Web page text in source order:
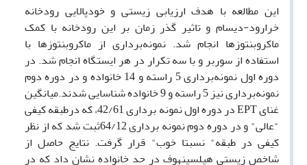
این مطالعه با هدف ارزیابی زیستی و خودپالایی رودخانه
خرارود-دیسام و تاثیر گذر زمان بر این رودخانه با کمک
ماکروبنتوزها انجام شد. نمونه‌برداری از ماکروبنتوزها با
استفاده از سوربر و با سه تکرار در هر ایستگاه انجام شد. در
دوره اول نمونه‌برداری 5 راسته و 14 خانواده و در دوره دوم
نمونه‌برداری نیز 5 راسته و 9 خانواده شناسایی شدند.میانگین
غنای EPT در دوره اول نمونه برداری 42/61، که درطبقه کیفی
"عالی" و در دوره دوم نمونه برداری 64/12ثبت شد که از نظر
کیفی در طبقه" نسبتا خوب" قرار گرفت. نتایج حاصل از
شاخص زیستی هیلسینهوف در حد خانواده نشان داد که در